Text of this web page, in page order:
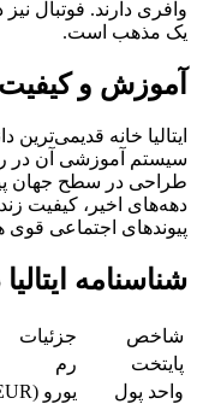
وافری دارند. فوتبال
یک مذهب است.
آموزش و کیفیت
ایتالیا خانه
سیستم آموزشی آن در
طراحی در سطح جهان
دهه‌های اخیر، کیفیت
پیوندهای اجتماعی قوی
شناسنامه
شاخص
جزئیات
پایتخت
رم
واحد پول
یورو (EUR)